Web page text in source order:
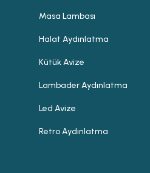
Masa Lambası
Halat Aydınlatma
Kütük Avize
Lambader Aydınlatma
Led Avize
Retro Aydınlatma